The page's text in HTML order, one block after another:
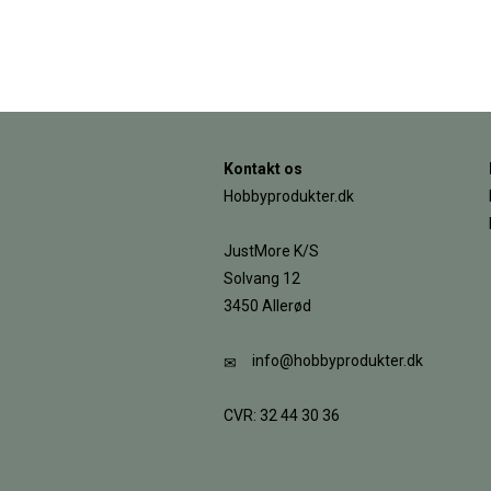
Kontakt os
Hobbyprodukter.dk
JustMore K/S
Solvang 12
3450 Allerød
info@hobbyprodukter.dk
CVR: 32 44 30 36